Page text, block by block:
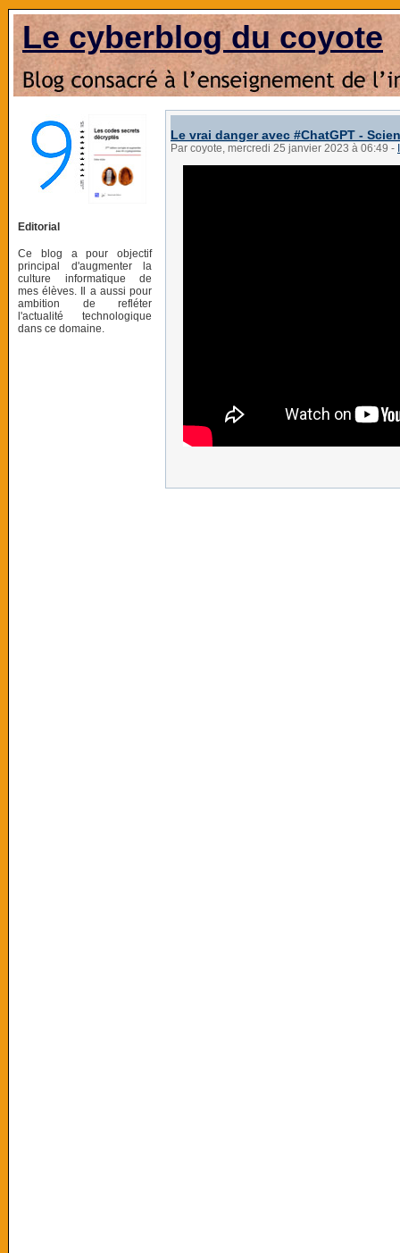
Le cyberblog du coyote
Editorial
Ce blog a pour objectif
principal d'augmenter la
culture informatique de
mes élèves. Il a aussi pour
ambition de refléter
l'actualité technologique
dans ce domaine.
Le vrai danger avec #ChatGPT -
Par coyote, mercredi 25 janvier 2023 à 06:49 -